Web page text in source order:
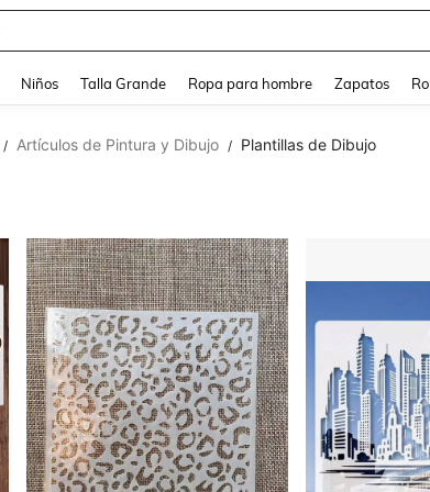
Niños Talla Grande Ropa para hombre Zapatos
/ Artículos de Pintura y Dibujo / Plantillas de Dibujo